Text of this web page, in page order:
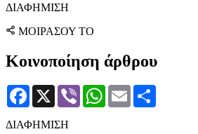
ΔΙΑΦΗΜΙΣΗ
ΜΟΙΡΑΣΟΥ ΤΟ
Κοινοποίηση άρθρου
Facebook
X Viber WhatsApp
Email
ΔΙΑΦΗΜΙΣΗ